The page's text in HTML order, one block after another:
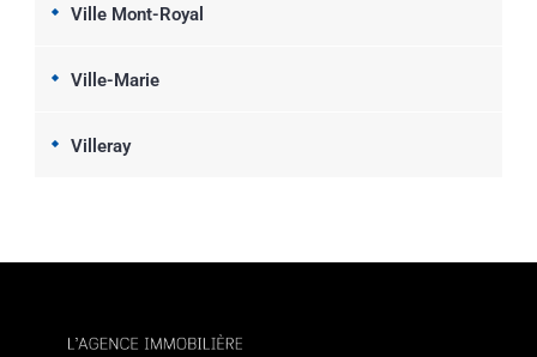
Ville Mont-Royal
Ville-Marie
Villeray